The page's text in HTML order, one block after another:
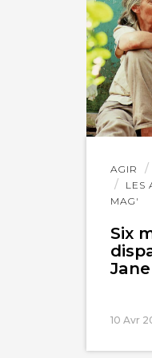
AGIR
LES
MAG'
Six
10 Avr
Lire
l'article